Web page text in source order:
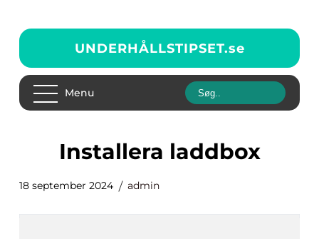
UNDERHÅLLSTIPSET.se
Menu
Installera laddbox
18 september 2024 admin